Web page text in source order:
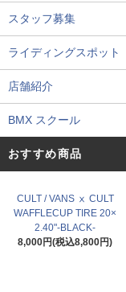
スタッフ募集
ライディングスポット
店舗紹介
BMX スクール
おすすめ商品
CULT / VANS ⅹ CULT
WAFFLECUP TIRE 20×
2.40"-BLACK-
8,000円(税込8,800円)